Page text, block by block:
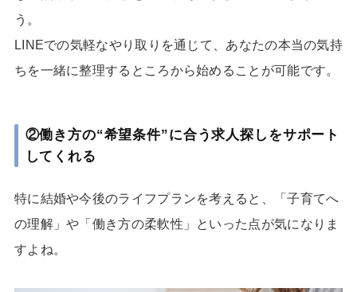
う。
LINEでの気軽なやり取りを通じて、あなたの本当の気持
ちを一緒に整理するところから始めることが可能です。
②働き方の“希望条件”に合う求人探しをサポート
してくれる
特に結婚や今後のライフプランを考えると、「子育てへ
の理解」や「働き方の柔軟性」といった点が気になりま
すよね。